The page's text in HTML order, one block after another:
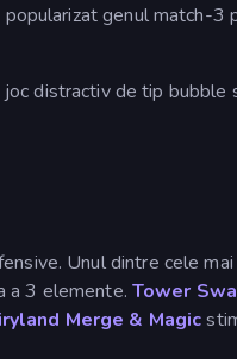
genul match-
joc distractiv de tip bubble
Unul dintre cele
a 3 elemente. Tower
Merge & Magic